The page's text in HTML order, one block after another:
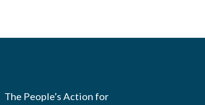
The People’s Action for